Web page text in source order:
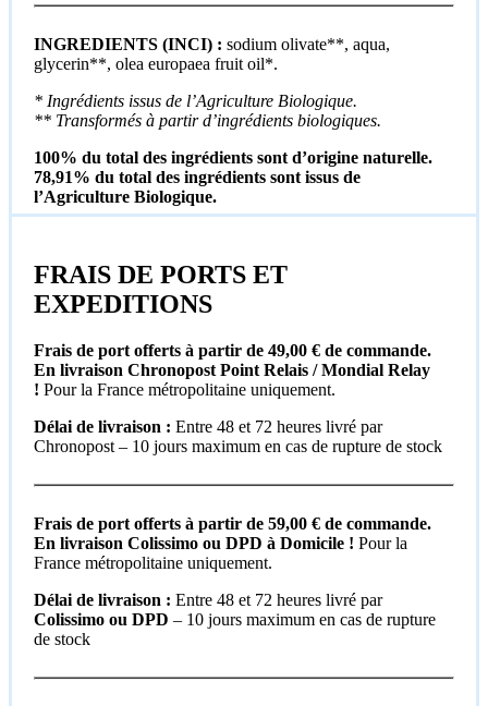
INGREDIENTS (INCI) : sodium olivate**, aqua,
glycerin**, olea europaea fruit oil*.
* Ingrédients issus de l’Agriculture Biologique.
** Transformés à partir d’ingrédients biologiques.
100% du total des ingrédients sont d’origine naturelle.
78,91% du total des ingrédients sont issus de
l’Agriculture Biologique.
FRAIS DE PORTS ET
EXPEDITIONS
Frais de port offerts à partir de 49,00 € de commande.
En livraison Chronopost Point Relais / Mondial Relay
! Pour la France métropolitaine uniquement.
Délai de livraison : Entre 48 et 72 heures livré par
Chronopost – 10 jours maximum en cas de rupture de stock
Frais de port offerts à partir de 59,00 € de commande.
En livraison Colissimo ou DPD à Domicile ! Pour la
France métropolitaine uniquement.
Délai de livraison : Entre 48 et 72 heures livré par
Colissimo ou DPD – 10 jours maximum en cas de rupture
de stock